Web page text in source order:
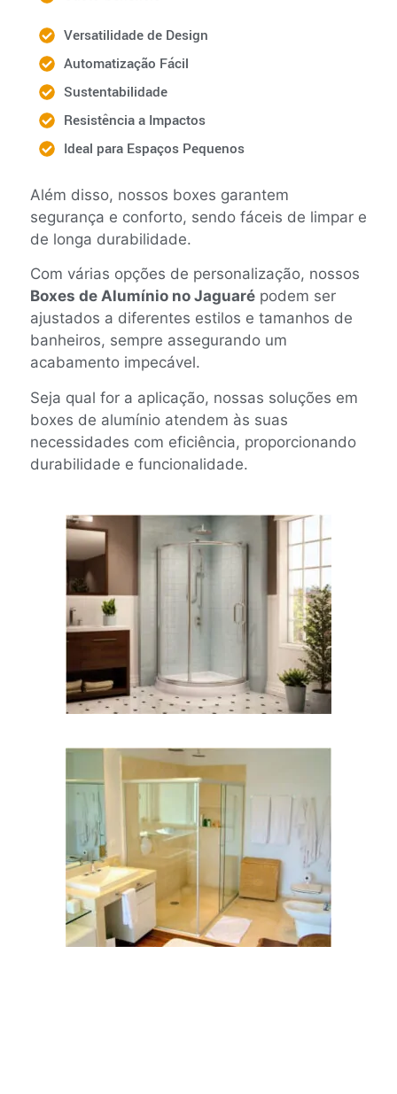
Versatilidade de Design
Automatização Fácil
Sustentabilidade
Resistência a Impactos
Ideal para Espaços Pequenos
Além disso, nossos boxes garantem
segurança e conforto, sendo fáceis de limpar e
de longa durabilidade.
Com várias opções de personalização, nossos
Boxes de Alumínio no Jaguaré podem ser
ajustados a diferentes estilos e tamanhos de
banheiros, sempre assegurando um
acabamento impecável.
Seja qual for a aplicação, nossas soluções em
boxes de alumínio atendem às suas
necessidades com eficiência, proporcionando
durabilidade e funcionalidade.